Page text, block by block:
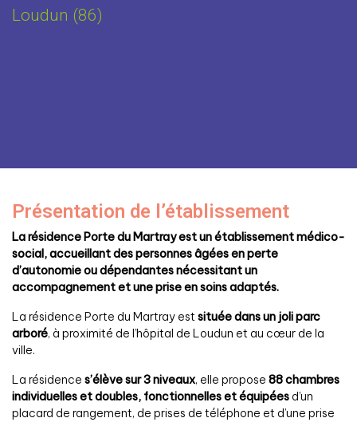
Loudun (86)
Présentation de l’établissement
La résidence Porte du Martray est un établissement médico-
social, accueillant des personnes âgées en perte
d’autonomie ou dépendantes nécessitant un
accompagnement et une prise en soins adaptés.
La résidence Porte du Martray est située dans un joli parc
arboré, à proximité de l’hôpital de Loudun et au cœur de la
ville.
La résidence s’élève sur 3 niveaux, elle propose 88chambres
individuelles et doubles, fonctionnelles et équipées d’un
placard de rangement, de prises de téléphone et d’une prise